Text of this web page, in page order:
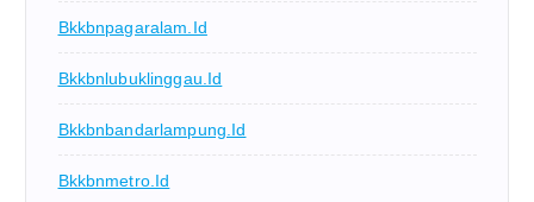
Bkkbnpagaralam.id
Bkkbnlubuklinggau.id
Bkkbnbandarlampung.id
Bkkbnmetro.id